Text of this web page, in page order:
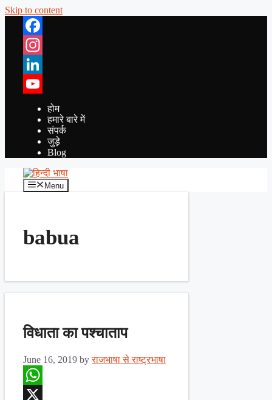
Skip to content
Facebook
Instagram
LinkedIn
YouTube
होम
हमारे बारे में
संपर्क
जुड़े
Blog
Menu
babua
विधाता का पश्चाताप
June 16, 2019 byराजभाषा से राष्ट्रभाषा
WhatsApp